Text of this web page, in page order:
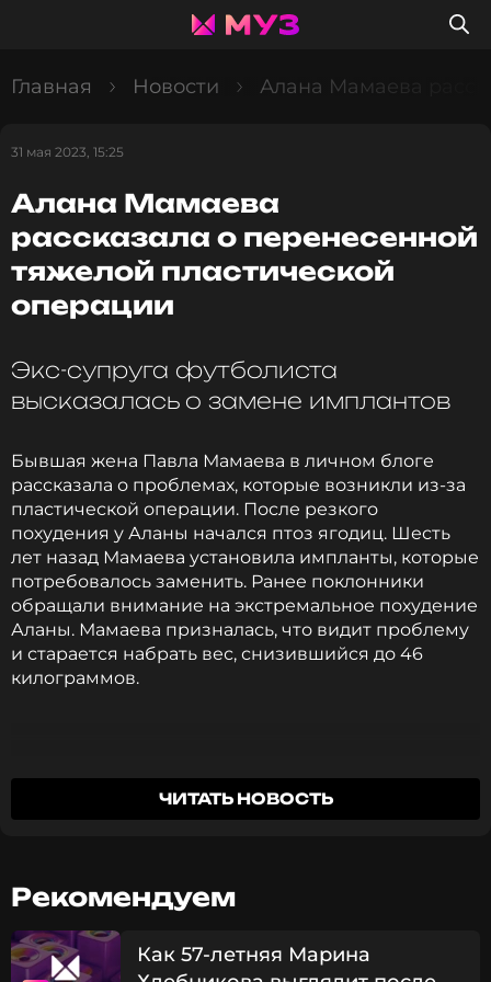
Главная Новости Алана Мамаева
31 мая 2023, 15:25
Алана Мамаева
рассказала о перенесенной
тяжелой пластической
операции
Экс-супруга футболиста
высказалась о замене имплантов
Бывшая жена Павла Мамаева в личном блоге
рассказала о проблемах, которые возникли из-за
пластической операции. После резкого
похудения у Аланы начался птоз ягодиц. Шесть
лет назад Мамаева установила импланты, которые
потребовалось заменить. Ранее поклонники
обращали внимание на экстремальное похудение
Аланы. Мамаева призналась, что видит проблему
и старается набрать вес, снизившийся до 46
килограммов.
Из-за птоза импланты встали неправильно
— из-за перенапряжения мышц они просто
Алана Мамаева
ЧИТАТЬ НОВОСТЬ
Рекомендуем
Как 57-летняя Марина